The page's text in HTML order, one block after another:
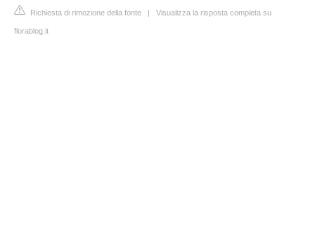
Richiesta di rimozione della fonte | Visualizza la risposta completa su
florablog.it